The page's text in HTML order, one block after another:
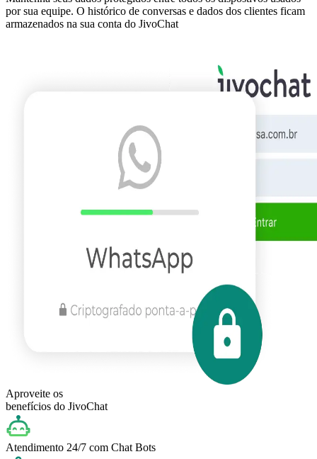
por sua equipe. O histórico de conversas e dados dos clientes ficam
armazenados na sua conta do JivoChat
Aproveite os
benefícios do JivoChat
Atendimento 24/7 com Chat Bots